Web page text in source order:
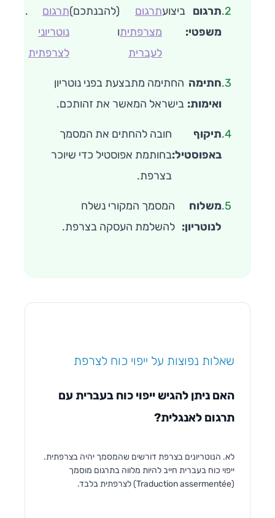
2. תרגום
משפטי:
ביצועתרגום
מצרפתית
לעברית
(להבנתכם)
ו
תרגום
נוטריוני
לצרפתית
.
3. חתימה
ואימות:
החתימה מתבצעת בפני נוטריון
בישראל המאשר את זהותכם.
4. תיקוף
באפוסטיל:
חובה להחתים את המסמך
בחותמת אפוסטיל כדי שיוכר
בצרפת.
5. משלוח
לנוטריון:
המסמך המקורי נשלח
להשלמת העסקה בצרפת.
שאלות נפוצות על ייפוי כוח לצרפת
האם ניתן להגיש ייפוי כוח בעברית עם
תרגום לאנגלית?
לא. הנוטריונים בצרפת דורשים שהמסמך יהיה בצרפתית.
ייפוי כוח בעברית חייב להיות מלווה בתרגום מוסמך
(Traduction assermentée) לצרפתית בלבד.